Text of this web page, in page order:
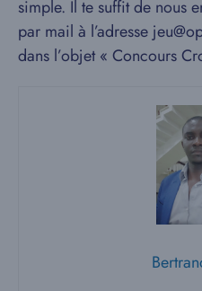
simple. Il te suffit de nous
par mail à l’adresse
dans l’objet « Concours